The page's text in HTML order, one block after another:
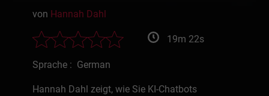
von Hannah Dahl
19m 22s
Sprache : German
Hannah Dahl zeigt, wie Sie KI-Chatbots